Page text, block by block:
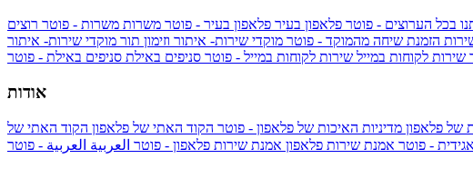
בכל הערוצים - פוטר פלאפון בעיר פלאפון בעיר - פוטר משרות משרות - פוטר רוצים
הזמנת שיחה מהמוקד - פוטר מוקדי שירות- איתור וזימון תור מוקדי שירות- איתור
שירות לקוחות במייל שירות לקוחות במייל - פוטר סניפים באילת סניפים באילת - פוטר
אודות
של פלאפון מדיניות האיכות של פלאפון - פוטר הקוד האתי של פלאפון הקוד האתי של
- פוטר אמנת שירות פלאפון אמנת שירות פלאפון - פוטר العربية العربية - פוטר